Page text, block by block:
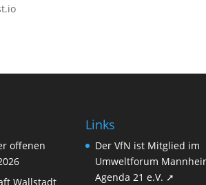
offenen
Wallstadt
Links
Der VfN ist Mitglied im
Umweltforum
Agenda 21 e.V. ➚